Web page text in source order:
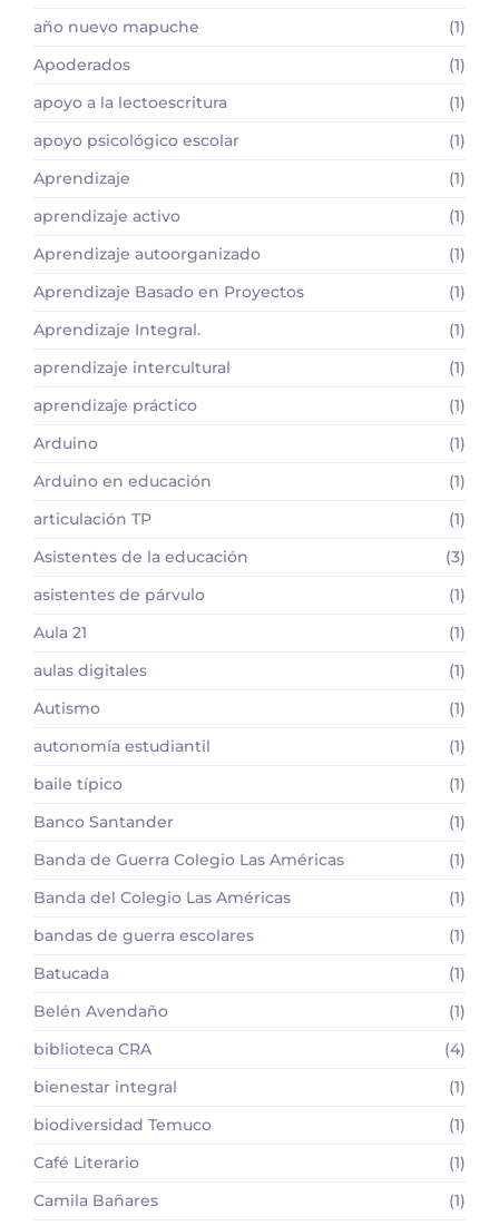
año nuevo mapuche
(1)
Apoderados
(1)
apoyo a la lectoescritura
(1)
apoyo psicológico escolar
(1)
Aprendizaje
(1)
aprendizaje activo
(1)
Aprendizaje autoorganizado
(1)
Aprendizaje Basado en Proyectos
(1)
Aprendizaje Integral.
(1)
aprendizaje intercultural
(1)
aprendizaje práctico
(1)
Arduino
(1)
Arduino en educación
(1)
articulación TP
(1)
Asistentes de la educación
(3)
asistentes de párvulo
(1)
Aula 21
(1)
aulas digitales
(1)
Autismo
(1)
autonomía estudiantil
(1)
baile típico
(1)
Banco Santander
(1)
Banda de Guerra Colegio Las Américas
(1)
Banda del Colegio Las Américas
(1)
bandas de guerra escolares
(1)
Batucada
(1)
Belén Avendaño
(1)
biblioteca CRA
(4)
bienestar integral
(1)
biodiversidad Temuco
(1)
Café Literario
(1)
Camila Bañares
(1)